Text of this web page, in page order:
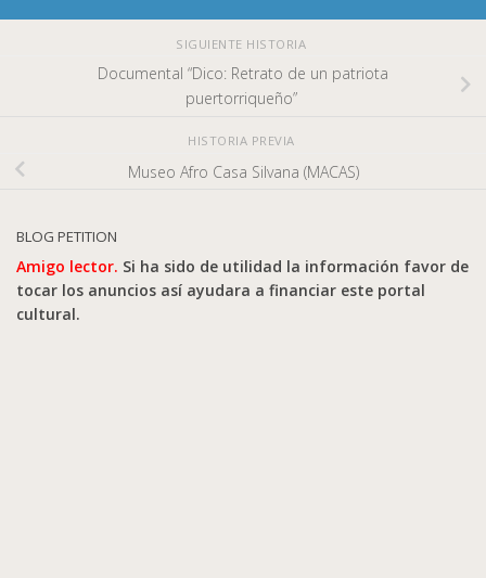
SIGUIENTE HISTORIA
Documental “Dico: Retrato de un patriota
puertorriqueño”
HISTORIA PREVIA
Museo Afro Casa Silvana (MACAS)
BLOG PETITION
Amigo lector. Si ha sido de utilidad la información favor de
tocar los anuncios así ayudara a financiar este portal
cultural.